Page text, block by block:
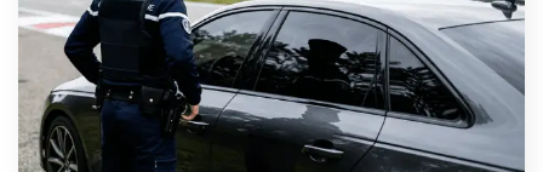
Daihatsu
Dodge
Dongfeng